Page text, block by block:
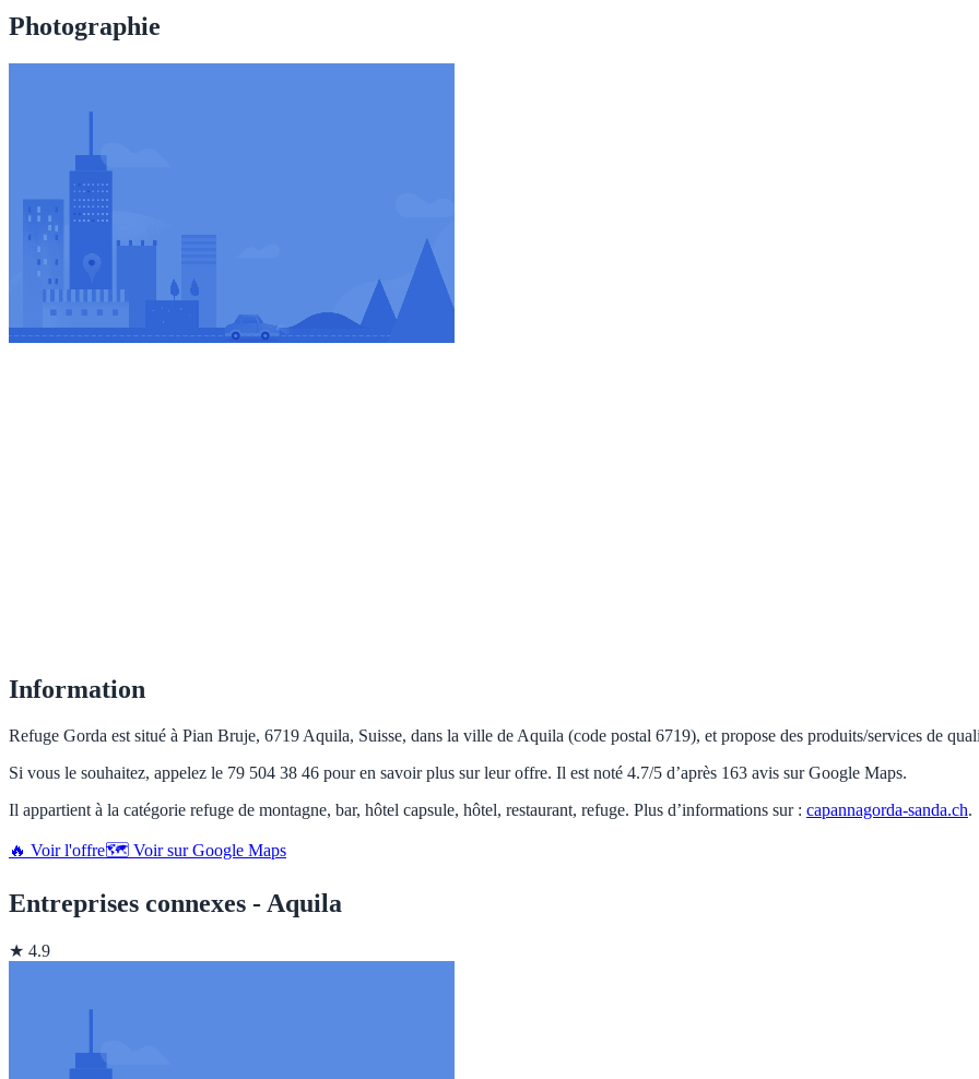
Photographie
Information
Refuge Gorda est situé à Pian Bruje, 6719 Aquila, Suisse, dans la ville de Aquila (code postal 6719), et propose des produits/services de
Si vous le souhaitez, appelez le 79 504 38 46 pour en savoir plus sur leur offre. Il est noté 4.7/5 d’après 163 avis sur Google Maps.
Il appartient à la catégorie refuge de montagne, bar, hôtel capsule, hôtel, restaurant, refuge. Plus d’informations sur : capannagorda-sanda.ch.
🔥 Voir l'offre🗺️ Voir sur Google Maps
Entreprises connexes - Aquila
★ 4.9